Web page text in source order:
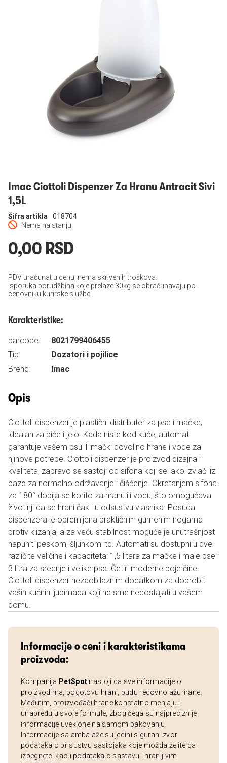
Imac Ciottoli Dispenzer Za Hranu Antracit Sivi
1,5L
Nema na stanju
Šifra artikla 018704
0,00 RSD
PDV uračunat u cenu, nema skrivenih troškova.
Isporuka porudžbina koje prelaze 30kg se obračunavaju po
cenovniku kurirske službe.
Karakteristike:
barcode:
8021799406455
Tip:
Dozatori i pojilice
Brend:
Imac
Opis
Ciottoli dispenzer je plastični distributer za pse i mačke,
idealan za piće i jelo. Kada niste kod kuće, automat
garantuje vašem psu ili mački dovoljno hrane i vode za
njihove potrebe. Ciottoli dispenzer je proizvod dizajna i
kvaliteta, zapravo se sastoji od sifona koji se lako izvlači iz
baze za normalno održavanje i čišćenje. Okretanjem sifona
za 180° dobija se korito za hranu ili vodu, što omogućava
životinji da se hrani čak i u odsustvu vlasnika. Posuda
dispenzera je opremljena praktičnim gumenim nogama
protiv klizanja, a za veću stabilnost moguće je unutrašnjost
napuniti peskom, šljunkom itd. Automati su dostupni u dve
različite veličine i kapaciteta: 1,5 litara za mačke i male pse i
3 litra za srednje i velike pse. Četiri moderne boje čine
Ciottoli dispenzer nezaobilaznim dodatkom za dobrobit
vaših kućnih ljubimaca koji ne sme nedostajati u vašem
domu.
Informacije o ceni i karakteristikama
proizvoda:
Kompanija PetSpot nastoji da sve informacije o
proizvodima, pogotovu hrani, budu redovno ažurirane.
Međutim, proizvođači hrane konstatno menjaju i
unapređuju svoje formule, zbog čega su najpreciznije
informacije uvek one na samom pakovanju.
Informacije sa ambalaže su jedini siguran izvor
podataka o prisustvu sastojaka koje možda želite da
izbegnete, kao i podataka o sastavu i hranljivim